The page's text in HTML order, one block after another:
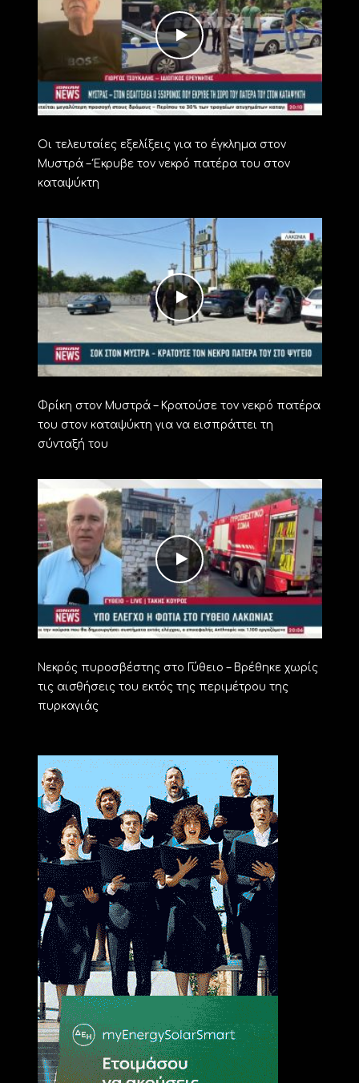
Οι τελευταίες εξελίξεις για το έγκλημα στον
Μυστρά – Έκρυβε τον νεκρό πατέρα του στον
καταψύκτη
Φρίκη στον Μυστρά – Κρατούσε τον νεκρό πατέρα
του στον καταψύκτη για να εισπράττει τη
σύνταξή του
Νεκρός πυροσβέστης στο Γύθειο – Βρέθηκε χωρίς
τις αισθήσεις του εκτός της περιμέτρου της
πυρκαγιάς